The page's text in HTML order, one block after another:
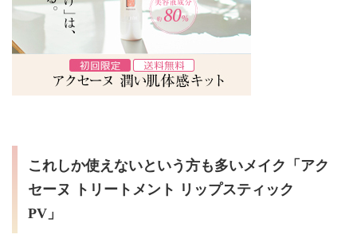
これしか使えないという方も多いメイク「アク
セーヌ トリートメント リップスティック
PV」